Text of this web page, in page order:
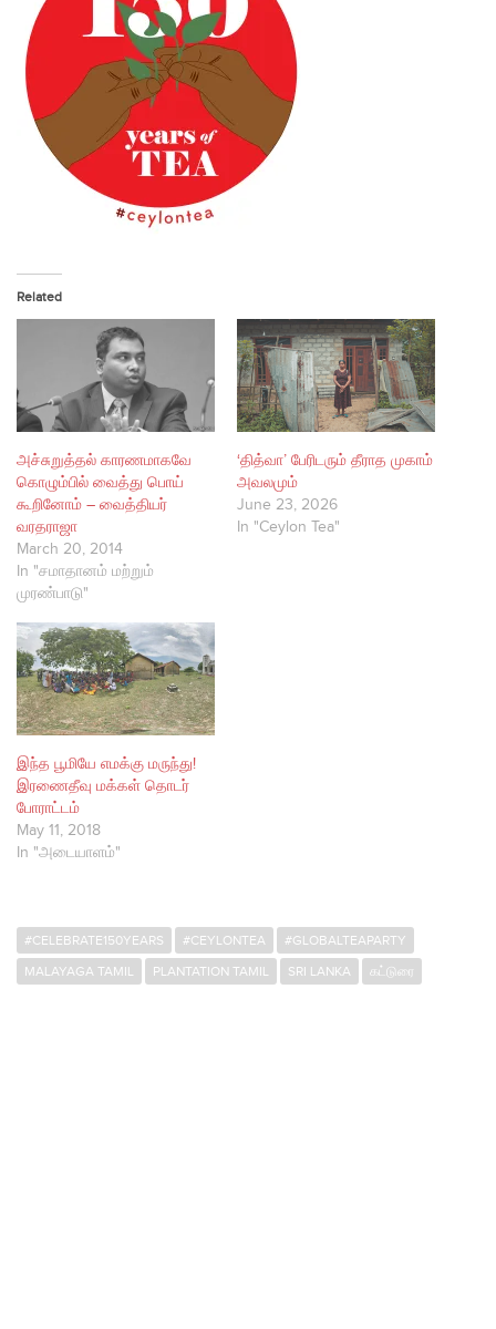
Related
அச்சுறுத்தல் காரணமாகவே
கொழும்பில் வைத்து பொய்
கூறினோம் – வைத்தியர்
வரதராஜா
March 20, 2014
In "சமாதானம் மற்றும்
முரண்பாடு"
‘தித்வா’ பேரிடரும் தீராத முகாம்
அவலமும்
June 23, 2026
In "Ceylon Tea"
இந்த பூமியே எமக்கு மருந்து!
இரணைதீவு மக்கள் தொடர்
போராட்டம்
May 11, 2018
In "அடையாளம்"
#CELEBRATE150YEARS #CEYLONTEA
#GLOBALTEAPARTY
MALAYAGA TAMIL
PLANTATION TAMIL SRI LANKA கட்டுரை